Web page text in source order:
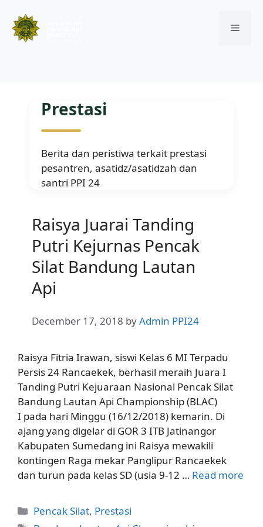
Menu
Prestasi
Berita dan peristiwa terkait prestasi
pesantren, asatidz/asatidzah dan
santri PPI 24
Raisya Juarai Tanding
Putri Kejurnas Pencak
Silat Bandung Lautan
Api
December 17, 2018 byAdmin PPI24
Raisya Fitria Irawan, siswi Kelas 6 MI Terpadu
Persis 24 Rancaekek, berhasil meraih Juara I
Tanding Putri Kejuaraan Nasional Pencak Silat
Bandung Lautan Api Championship (BLAC)
I pada hari Minggu (16/12/2018) kemarin. Di
ajang yang digelar di GOR 3 ITB Jatinangor
Kabupaten Sumedang ini Raisya mewakili
kontingen Raga mekar Panglipur Rancaekek
dan turun pada kelas SD (usia 9-12 … Read more
Categories
Pencak Silat, Prestasi